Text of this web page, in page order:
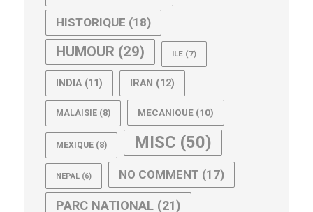
HISTORIQUE (18)
HUMOUR (29) ILE (7)
INDIA (11) IRAN (12)
MALAISIE (8) MECANIQUE (10)
MEXIQUE (8) MISC (50)
NEPAL (6) NO COMMENT (17)
PARC NATIONAL (21)